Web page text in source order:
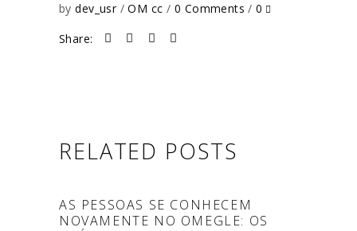
bydev_usr OM cc 0 Comments 0
Share:
RELATED POSTS
AS PESSOAS SE CONHECEM
NOVAMENTE NO OMEGLE: OS